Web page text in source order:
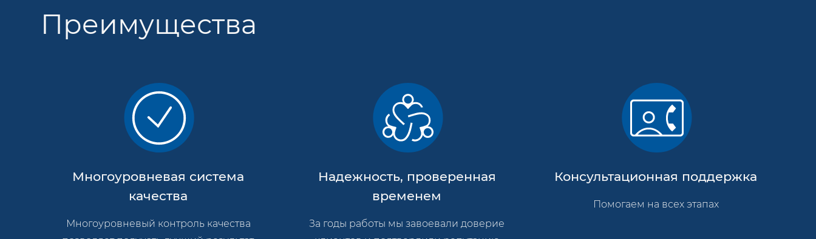
Преимущества
Многоуровневая система
качества
Многоуровневый контроль качества
Надежность, проверенная
временем
За годы работы мы завоевали доверие
Консультационная поддержка
Помогаем на всех этапах